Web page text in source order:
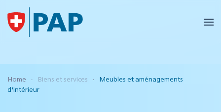
Accéder au contenu principal
Home Biens et services
Meubles et aménagements
d'intérieur